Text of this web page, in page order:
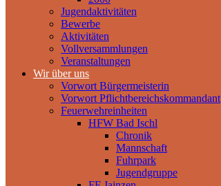
Jugendaktivitäten
Bewerbe
Aktivitäten
Vollversammlungen
Veranstaltungen
Wir über uns
Vorwort Bürgermeisterin
Vorwort Pflichtbereichskommandant
Feuerwehreinheiten
HFW Bad Ischl
Chronik
Mannschaft
Fuhrpark
Jugendgruppe